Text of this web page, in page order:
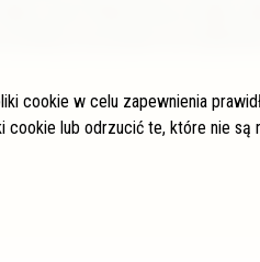
cookie w celu zapewnienia
cookie lub odrzucić te, które nie